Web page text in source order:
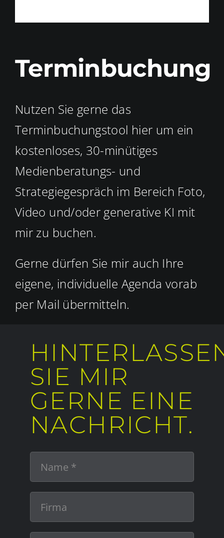
Terminbuchung
Nutzen Sie gerne das
Terminbuchungstool hier um ein
kostenloses, 30-minütiges
Medienberatungs- und
Strategiegespräch im Bereich Foto,
Video und/oder generative KI mit
mir zu buchen.
Gerne dürfen Sie mir auch Ihre
eigene, individuelle Agenda vorab
per Mail übermitteln.
SIE MIR
GERNE EINE
NACHRICHT.